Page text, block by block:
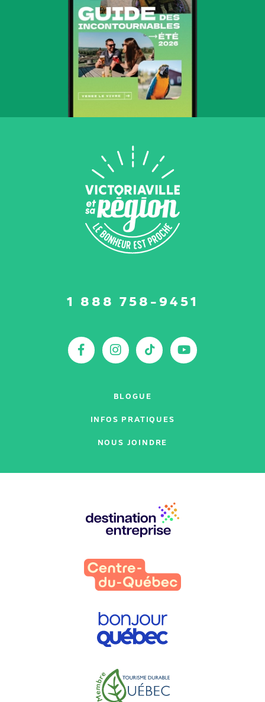
1 888 758-9451
Facebook
Instagram
TikTok
BLOGUE
INFOS PRATIQUES
NOUS JOINDRE
partenaires
: